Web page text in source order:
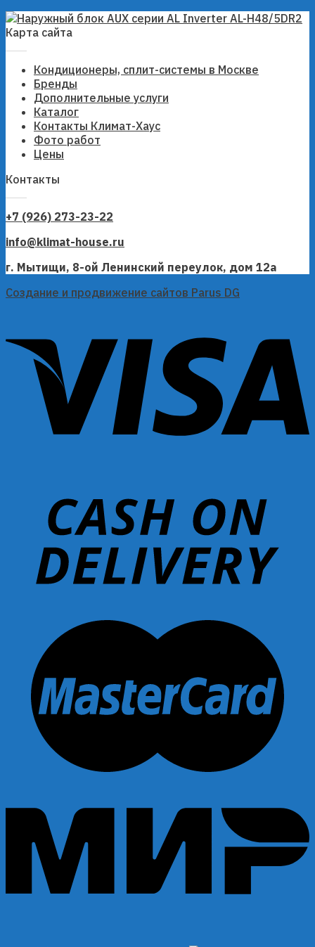
Карта сайта
Кондиционеры, сплит-системы в Москве
Бренды
Дополнительные услуги
Каталог
Контакты Климат-Хаус
Фото работ
Цены
Контакты
+7 (926) 273-23-22
info@klimat-house.ru
г. Мытищи, 8-ой Ленинский переулок, дом 12а
Создание и продвижение сайтов Parus DG